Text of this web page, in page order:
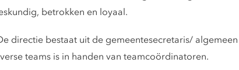
betrokken en loyaal.
directie bestaat uit de gemeentesecretaris/
teams is in handen van teamcoördinatoren.